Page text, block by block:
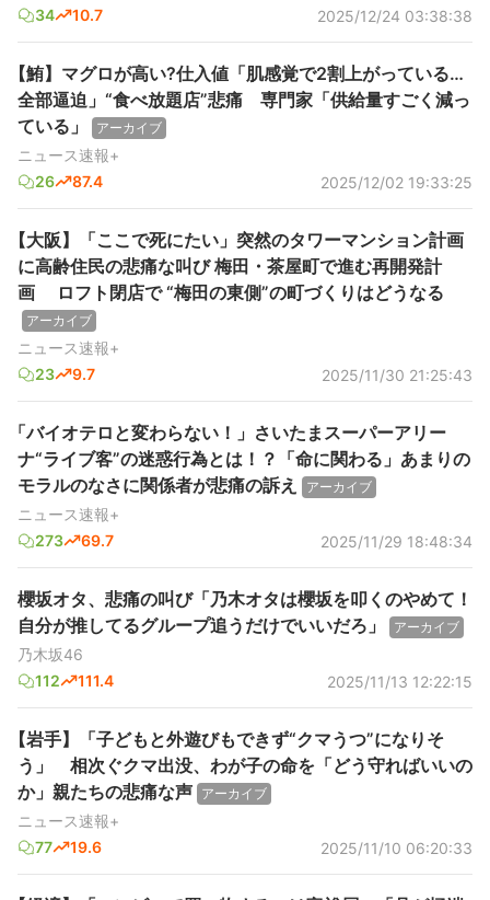
34
10.7 2025/12/24 03:38:38
【鮪】マグロが高い?仕入値「肌感覚で2割上がっている…
全部逼迫」“食べ放題店”悲痛 専門家「供給量すごく減っ
ている」
アーカイブ
ニュース速報+
26
87.4 2025/12/02 19:33:25
【大阪】「ここで死にたい」突然のタワーマンション計画
に高齢住民の悲痛な叫び 梅田・茶屋町で進む再開発計
画 ロフト閉店で “梅田の東側”の町づくりはどうなる
アーカイブ
ニュース速報+
23
9.7 2025/11/30 21:25:43
「バイオテロと変わらない！」さいたまスーパーアリー
ナ“ライブ客”の迷惑行為とは！？「命に関わる」あまりの
モラルのなさに関係者が悲痛の訴え
アーカイブ
ニュース速報+
273
69.7 2025/11/29 18:48:34
櫻坂オタ、悲痛の叫び「乃木オタは櫻坂を叩くのやめて！
自分が推してるグループ追うだけでいいだろ」
アーカイブ
乃木坂46
112
111.4 2025/11/13 12:22:15
【岩手】「子どもと外遊びもできず“クマうつ”になりそ
う」 相次ぐクマ出没、わが子の命を「どう守ればいいの
か」親たちの悲痛な声 アーカイブ
ニュース速報+
77
19.6 2025/11/10 06:20:33